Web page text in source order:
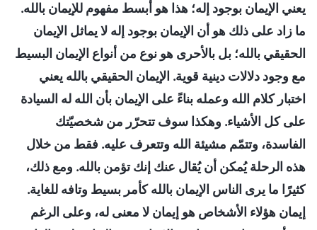
يعني الإيمان بوجود إله؛ هذا هو أبسط مفهوم للإيمان بالله.
ما زاد على ذلك هو أن الإيمان بوجود إله لا يماثل الإيمان
الحقيقي بالله؛ بل بالأحرى هو نوع من أنواع الإيمان البسيط
مع وجود دلالات دينية قوية. الإيمان الحقيقي بالله يعني
اختبار كلام الله وعمله بناءً على الإيمان بأن الله له السيادة
على كل الأشياء. وهكذا سوف تتحرّر من شخصيّتك
الفاسدة، وتتمّم مشيئة الله وتتعرف عليه. فقط من خلال
هذه الرحلة يُمكن أن يُقال عنك إنك تؤمن بالله. ومع ذلك،
كثيرًا ما يرى الناس الإيمان بالله كأمر بسيط وتافه للغاية.
إيمان هؤلاء الأشخاص هو إيمان لا معنى له، وعلى الرغم